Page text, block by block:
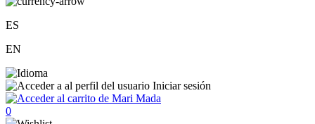
ES
EN
Iniciar sesión
0